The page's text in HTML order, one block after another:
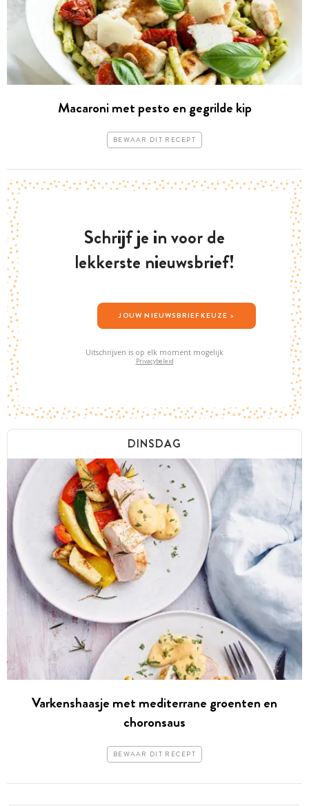
Macaroni met pesto en gegrilde kip
BEWAAR DIT RECEPT
Schrijf je in voor de
lekkerste nieuwsbrief!
JOUW NIEUWSBRIEFKEUZE >
Uitschrijven is op elk moment mogelijk
Privacybeleid
DINSDAG
Varkenshaasje met mediterrane groenten en
choronsaus
BEWAAR DIT RECEPT